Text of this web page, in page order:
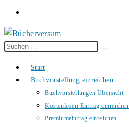
Diese
durchsuchen
Start
Buchvorstellung einreichen
Buchvorstellungen Übersicht
Kostenlosen Eintrag einreichen
Premiumeintrag einreichen